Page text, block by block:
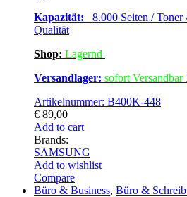
Kapazität: 8.000 Seiten / Toner
Qualität
Shop: Lagernd
Versandlager: sofort Versandbar
Artikelnummer: B400K-448
€ 89,00
Add to cart
Brands:
SAMSUNG
Add to wishlist
Compare
Büro & Business, Büro &